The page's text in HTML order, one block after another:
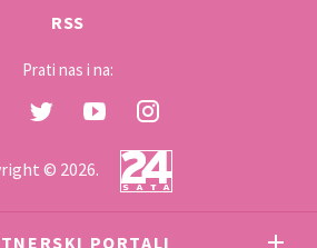
RSS
Prati nas i na:
© 2026.
PORTALI